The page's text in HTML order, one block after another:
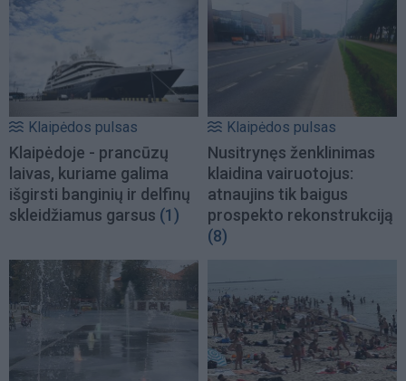
Klaipėdos pulsas
Klaipėdoje - prancūzų
laivas, kuriame galima
išgirsti banginių ir delfinų
skleidžiamus garsus (1)
Klaipėdos pulsas
Nusitrynęs ženklinimas
klaidina vairuotojus:
atnaujins tik baigus
prospekto rekonstrukciją
(8)